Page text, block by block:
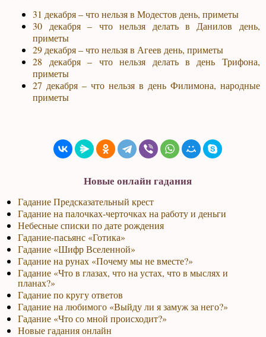
31 декабря – что нельзя в Модестов день, приметы
30 декабря – что нельзя делать в Данилов день,
приметы
29 декабря – что нельзя в Агеев день, приметы
28 декабря – что нельзя делать в день Трифона,
приметы
27 декабря – что нельзя в день Филимона, народные
приметы
Новые онлайн гадания
Гадание Предсказательный крест
Гадание на палочках-черточках на работу и деньги
Небесные списки по дате рождения
Гадание-пасьянс «Готика»
Гадание «Шифр Вселенной»
Гадание на рунах «Почему мы не вместе?»
Гадание «Что в глазах, что на устах, что в мыслях и
планах?»
Гадание по кругу ответов
Гадание на любимого «Выйду ли я замуж за него?»
Гадание «Что со мной происходит?»
Новые гадания онлайн